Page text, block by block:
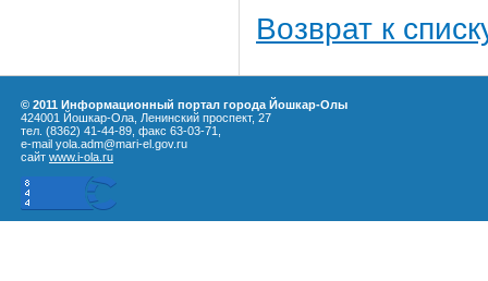
Возврат к
© 2011 Информационный портал города Йошкар-Олы
424001 Йошкар-Ола, Ленинский проспект, 27
тел. (8362) 41-44-89, факс 63-03-71,
e-mail yola.adm@mari-el.gov.ru
сайт www.i-ola.ru